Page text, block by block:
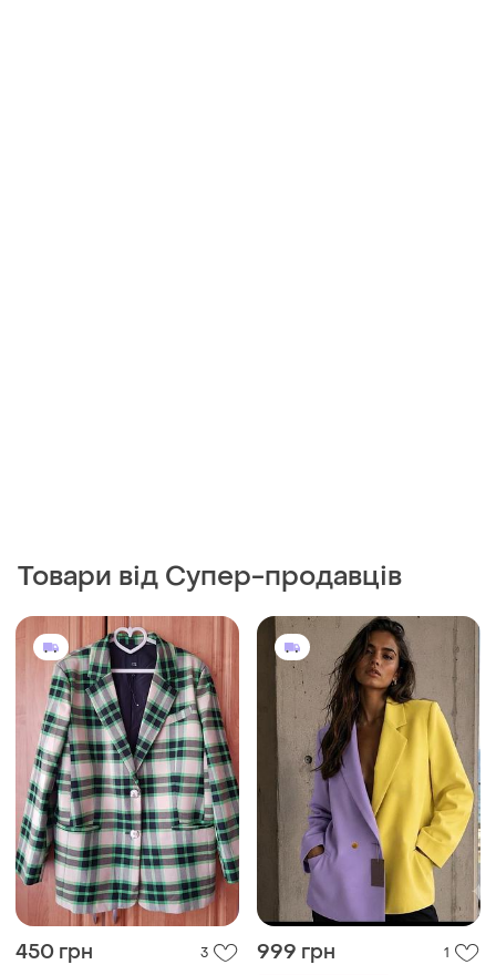
450 грн 3
River Island
Подовжений піджак
40
999 грн
1
899 грн з 11 серп
Піджак різнокольоровий
S і ще 1